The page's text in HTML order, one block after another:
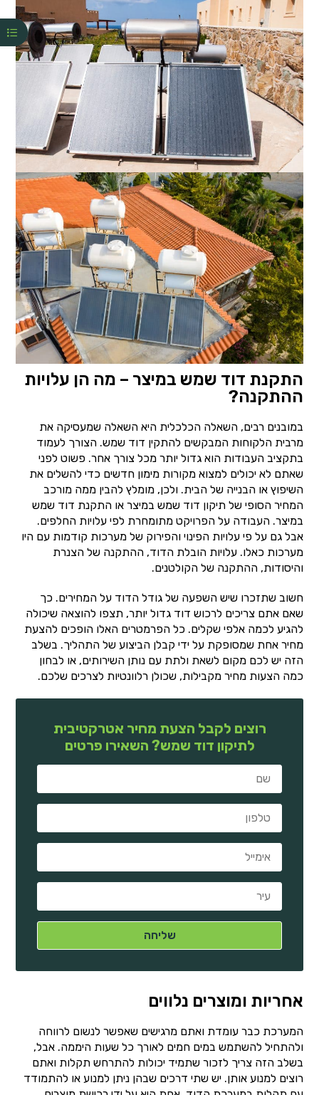
התקנת דוד שמש במיצר – מה הן עלויות
ההתקנה?
במובנים רבים, השאלה הכלכלית היא השאלה שמעסיקה את
מרבית הלקוחות המבקשים להתקין דוד שמש. הצורך לעמוד
בתקציב העבודות הוא גדול יותר מכל צורך אחר. פשוט לפני
שאתם לא יכולים למצוא מקורות מימון חדשים כדי להשלים את
השיפוץ או הבנייה של הבית. ולכן, מומלץ להבין ממה מורכב
המחיר הסופי של תיקון דוד שמש במיצר או התקנת דוד שמש
במיצר. העבודה על הפרויקט מתומחרת לפי עלויות החלפים.
אבל גם על פי עלויות הפינוי והפירוק של מערכות קודמות עם היו
מערכות כאלו. עלויות הובלת הדוד, ההתקנה של הצנרת
והיסודות, ההתקנה של הקולטנים.
חשוב שתזכרו שיש השפעה של גודל הדוד על המחירים. כך
שאם אתם צריכים לרכוש דוד גדול יותר, תצפו להוצאה שיכולה
להגיע לכמה אלפי שקלים. כל הפרמטרים האלו הופכים להצעת
מחיר אחת שמסופקת על ידי קבלן הביצוע של התהליך. בשלב
הזה יש לכם מקום לשאת ולתת עם נותן השירותים, או לבחון
כמה הצעות מחיר מקבילות, שכולן רלוונטיות לצרכים שלכם.
רוצים לקבל הצעת מחיר אטרקטיבית
לתיקון דוד שמש? השאירו פרטים
אחריות ומוצרים נלווים
המערכת כבר עומדת ואתם מרגישים שאפשר לנשום לרווחה
ולהתחיל להשתמש במים חמים לאורך כל שעות היממה. אבל,
בשלב הזה צריך לזכור שתמיד יכולות להתרחש תקלות ואתם
רוצים למנוע אותן. יש שתי דרכים שבהן ניתן למנוע או להתמודד